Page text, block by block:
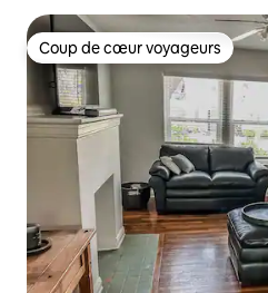
Coup de cœur voyageurs
Coup de cœur voyageurs